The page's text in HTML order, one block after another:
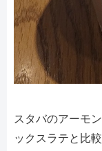
スタバのアーモ
ックスラテと比